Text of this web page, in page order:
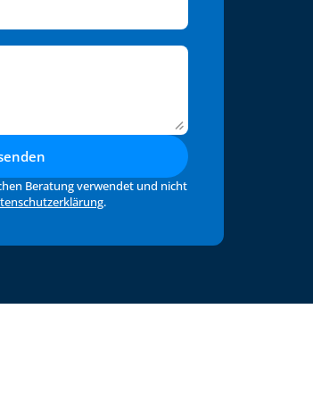
Beratung verwendet und nicht
.